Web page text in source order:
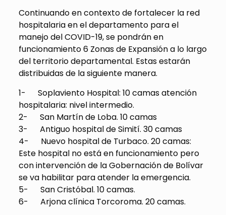
Continuando en contexto de fortalecer la red
hospitalaria en el departamento para el
manejo del COVID-19, se pondrán en
funcionamiento 6 Zonas de Expansión a lo largo
del territorio departamental. Estas estarán
distribuidas de la siguiente manera.
1- Soplaviento Hospital: 10 camas atención
hospitalaria: nivel intermedio.
2- San Martín de Loba. 10 camas
3- Antiguo hospital de Simití. 30 camas
4- Nuevo hospital de Turbaco. 20 camas:
Este hospital no está en funcionamiento pero
con intervención de la Gobernación de Bolívar
se va habilitar para atender la emergencia.
5- San Cristóbal. 10 camas.
6- Arjona clínica Torcoroma. 20 camas.